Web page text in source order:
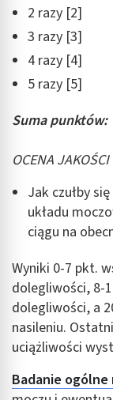
2 razy [2]
3 razy [3]
4 razy [4]
5 razy [5]
Suma punktów:
OCENA
Jak czułby
układu
ciągu na
Wyniki 0-7 pkt.
dolegliwości, 8-
dolegliwości, a
nasileniu.
uciążliwości
Badanie ogólne